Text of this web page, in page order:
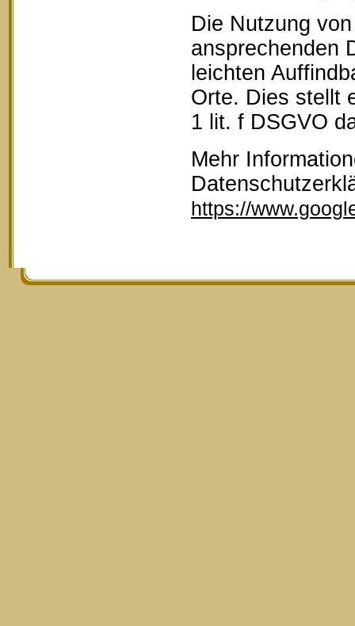
Die Nutzung
ansprechenden
leichten
Orte. Dies stellt
1 lit. f DSGVO
Mehr
https://